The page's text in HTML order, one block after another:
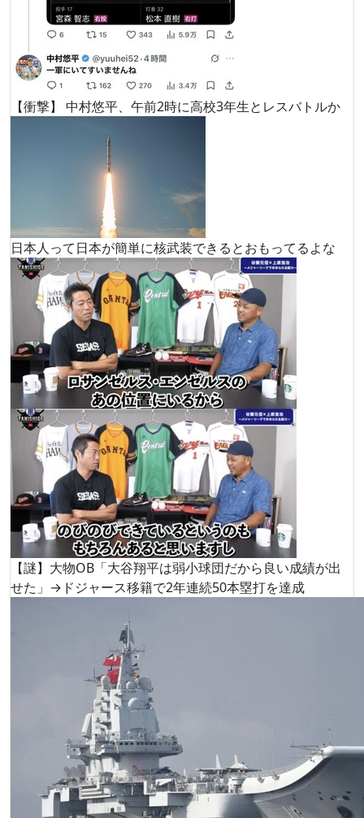
【衝撃】 中村悠平、午前2時に高校3年生とレスバトルか
日本人って日本が簡単に核武装できるとおもってるよな
【謎】大物OB「大谷翔平は弱小球団だから良い成績が出
せた」→ドジャース移籍で2年連続50本塁打を達成